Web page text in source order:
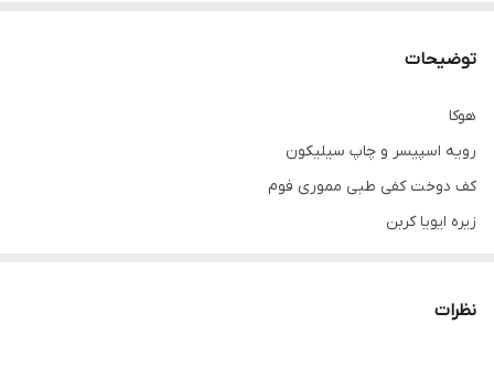
توضیحات
هوکا
رویه اسپیسر و چاپ سیلیکون
کف دوخت کفی طبی مموری فوم
زیره ایویا کربن
نظرات